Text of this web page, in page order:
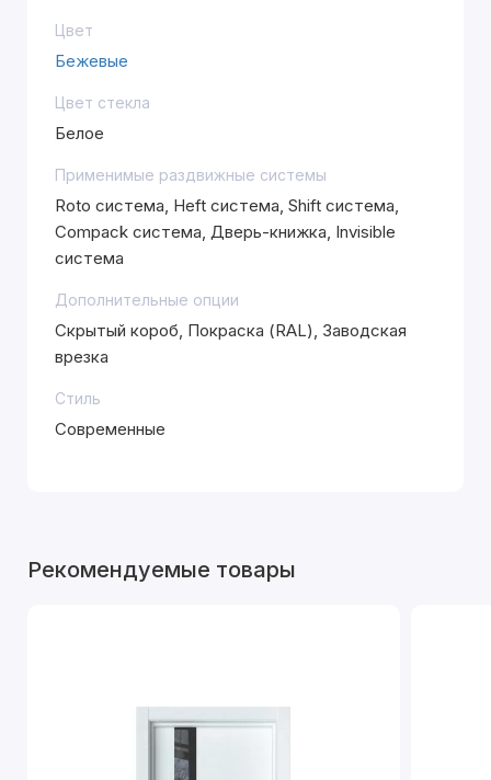
Цвет
Бежевые
Цвет стекла
Белое
Применимые раздвижные системы
Roto система, Heft система, Shift система,
Compack система, Дверь-книжка, Invisible
система
Дополнительные опции
Скрытый короб, Покраска (RAL), Заводская
врезка
Стиль
Современные
Рекомендуемые товары